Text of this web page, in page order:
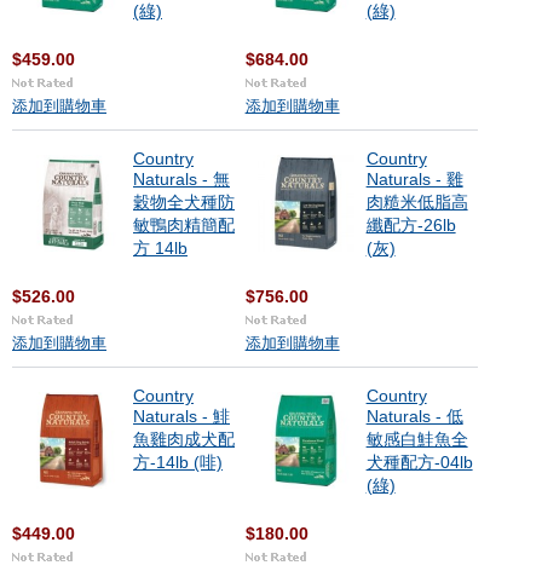
(綠)
$459.00
添加到購物車
(綠)
$684.00
添加到購物車
Country
Naturals - 無
穀物全犬種防
敏鴨肉精簡配
方 14lb
$526.00
添加到購物車
Country
Naturals - 雞
肉糙米低脂高
纖配方-26lb
(灰)
$756.00
添加到購物車
Country
Naturals - 鯡
魚雞肉成犬配
方-14lb (啡)
$449.00
Country
Naturals - 低
敏感白鮭魚全
犬種配方-04lb
(綠)
$180.00